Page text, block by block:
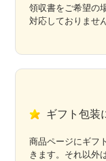
領収書をご希望の
対応しておりませ
ギフト包装
商品ページにギフ
きます。それ以外